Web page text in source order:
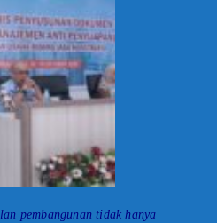
pembangunan tidak hanya